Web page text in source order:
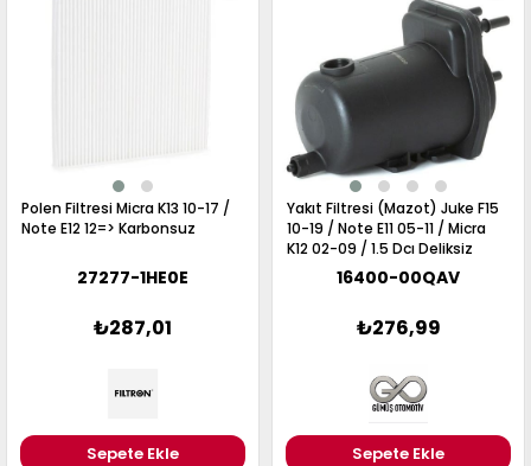
Polen Filtresi Micra K13 10-17 /
Note E12 12=> Karbonsuz
27277-1HE0E
₺287,01
Sepete Ekle
Yakıt Filtresi (Mazot) Juke F15
10-19 / Note E11 05-11 / Micra
K12 02-09 / 1.5 Dcı Deliksiz
16400-00QAV
₺276,99
Sepete Ekle